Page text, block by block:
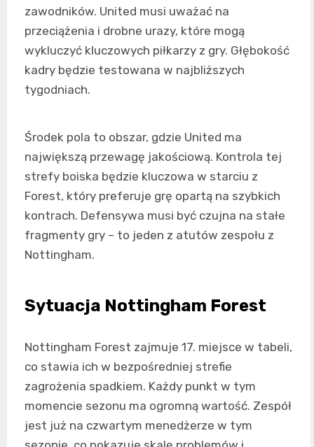
zawodników. United musi uważać na
przeciążenia i drobne urazy, które mogą
wykluczyć kluczowych piłkarzy z gry. Głębokość
kadry będzie testowana w najbliższych
tygodniach.
Środek pola to obszar, gdzie United ma
największą przewagę jakościową. Kontrola tej
strefy boiska będzie kluczowa w starciu z
Forest, który preferuje grę opartą na szybkich
kontrach. Defensywa musi być czujna na stałe
fragmenty gry – to jeden z atutów zespołu z
Nottingham.
Sytuacja Nottingham Forest
Nottingham Forest zajmuje 17. miejsce w tabeli,
co stawia ich w bezpośredniej strefie
zagrożenia spadkiem. Każdy punkt w tym
momencie sezonu ma ogromną wartość. Zespół
jest już na czwartym menedżerze w tym